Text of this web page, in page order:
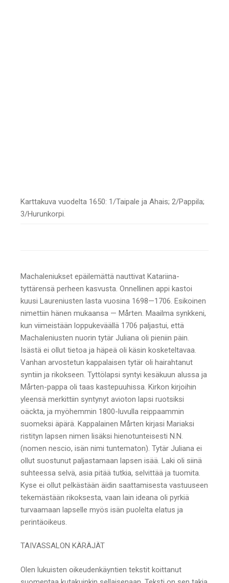
Karttakuva vuodelta 1650: 1/Taipale ja Ahais; 2/Pappila;
3/Hurunkorpi.
Machaleniukset epäilemättä nauttivat Katariina-
tyttärensä perheen kasvusta. Onnellinen appi kastoi
kuusi Laureniusten lasta vuosina 1698—1706. Esikoinen
nimettiin hänen mukaansa — Mårten. Maailma synkkeni,
kun viimeistään loppukeväällä 1706 paljastui, että
Machaleniusten nuorin tytär Juliana oli pieniin päin.
Isästä ei ollut tietoa ja häpeä oli käsin kosketeltavaa.
Vanhan arvostetun kappalaisen tytär oli hairahtanut
syntiin ja rikokseen. Tyttölapsi syntyi kesäkuun alussa ja
Mårten-pappa oli taas kastepuuhissa. Kirkon kirjoihin
yleensä merkittiin syntynyt avioton lapsi ruotsiksi
oäckta, ja myöhemmin 1800-luvulla reippaammin
suomeksi äpärä. Kappalainen Mårten kirjasi Mariaksi
ristityn lapsen nimen lisäksi hienotunteisesti N.N.
(nomen nescio, isän nimi tuntematon). Tytär Juliana ei
ollut suostunut paljastamaan lapsen isää. Laki oli siinä
suhteessa selvä, asia pitää tutkia, selvittää ja tuomita.
Kyse ei ollut pelkästään äidin saattamisesta vastuuseen
tekemästään rikoksesta, vaan lain ideana oli pyrkiä
turvaamaan lapselle myös isän puolelta elatus ja
perintäoikeus.
TAIVASSALON KÄRÄJÄT
Olen lukuisten oikeudenkäyntien tekstit koittanut